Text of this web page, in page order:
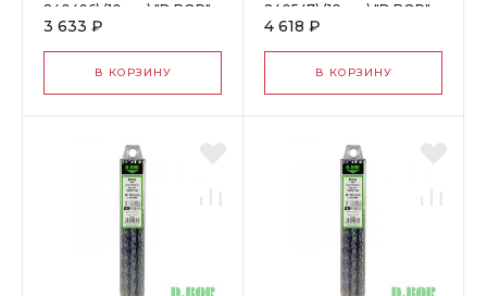
240496) (10 шт.) "D.BOR"
61000
3 633 ₽
В КОРЗИНУ
240547) (10 шт.) "D.BOR"
61050
4 618 ₽
В КОРЗИНУ